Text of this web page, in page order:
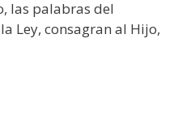
las palabras del
Ley, consagran al Hijo,